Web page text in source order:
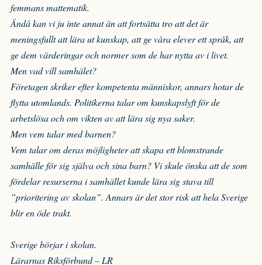
femmans mattematik.
Ändå kan vi ju inte annat än att fortsätta tro att det är
meningsfullt att lära ut kunskap, att ge våra elever ett språk, att
ge dem värderingar och normer som de har nytta av i livet.
Men vad vill samhälet?
Företagen skriker efter kompetenta människor, annars hotar de
flytta utomlands. Politikerna talar om kunskapslyft för de
arbetslösa och om vikten av att lära sig nya saker.
Men vem talar med barnen?
Vem talar om deras möjligheter att skapa ett blomstrande
samhälle för sig själva och sina barn? Vi skule önska att de som
fördelar resurserna i samhället kunde lära sig stava till
”prioritering av skolan”. Annars är det stor risk att hela Sverige
blir en öde trakt.
Sverige börjar i skolan.
Lärarnas Riksförbund – LR